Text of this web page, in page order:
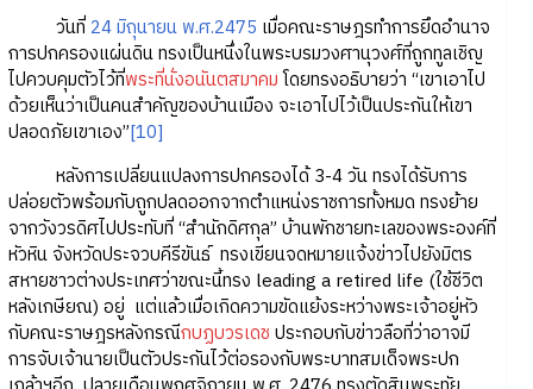
วันที่ 24 มิถุนายน พ.ศ.2475 เมื่อคณะราษฎรทำการยึดอำนาจ
การปกครองแผ่นดิน ทรงเป็นหนึ่งในพระบรมวงศานุวงศ์ที่ถูกทูลเชิญ
ไปควบคุมตัวไว้ที่พระที่นั่งอนันตสมาคมโดยทรงอธิบายว่า “เขาเอาไป
ด้วยเห็นว่าเป็นคนสำคัญของบ้านเมือง จะเอาไปไว้เป็นประกันให้เขา
ปลอดภัยเขาเอง”[10]
หลังการเปลี่ยนแปลงการปกครองได้ 3-4 วัน ทรงได้รับการ
ปล่อยตัวพร้อมกับถูกปลดออกจากตำแหน่งราชการทั้งหมด ทรงย้าย
จากวังวรดิศไปประทับที่ “สำนักดิศกุล” บ้านพักชายทะเลของพระองค์ที่
หัวหิน จังหวัดประจวบคีรีขันธ์ ทรงเขียนจดหมายแจ้งข่าวไปยังมิตร
สหายชาวต่างประเทศว่าขณะนี้ทรง leading a retired life (ใช้ชีวิต
หลังเกษียณ) อยู่ แต่แล้วเมื่อเกิดความขัดแย้งระหว่างพระเจ้าอยู่หัว
กับคณะราษฎรหลังกรณีกบฏบวรเดช ประกอบกับข่าวลือที่ว่าอาจมี
การจับเจ้านายเป็นตัวประกันไว้ต่อรองกับพระบาทสมเด็จพระปก